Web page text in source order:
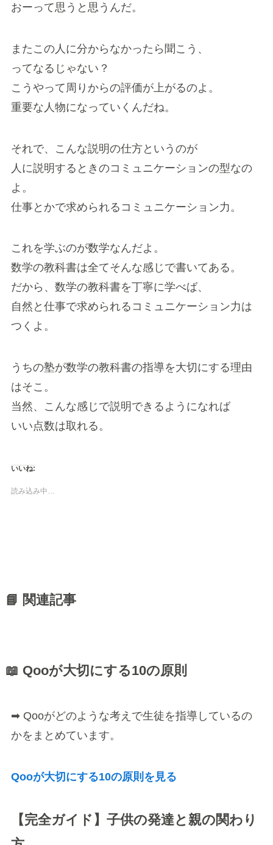
おーって思うと思うんだ。
またこの人に分からなかったら聞こう、
ってなるじゃない？
こうやって周りからの評価が上がるのよ。
重要な人物になっていくんだね。
それで、こんな説明の仕方というのが
人に説明するときのコミュニケーションの型なの
よ。
仕事とかで求められるコミュニケーション力。
これを学ぶのが数学なんだよ。
数学の教科書は全てそんな感じで書いてある。
だから、数学の教科書を丁寧に学べば、
自然と仕事で求められるコミュニケーション力は
つくよ。
うちの塾が数学の教科書の指導を大切にする理由
はそこ。
当然、こんな感じで説明できるようになれば
いい点数は取れる。
いいね:
読み込み中…
📘 関連記事
📖 Qooが大切にする10の原則
➡ Qooがどのような考えで生徒を指導しているの
かをまとめています。
Qooが大切にする10の原則を見る
【完全ガイド】子供の発達と親の関わり